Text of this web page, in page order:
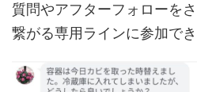
質問やアフターフォローを
繋がる専用ラインに参加で